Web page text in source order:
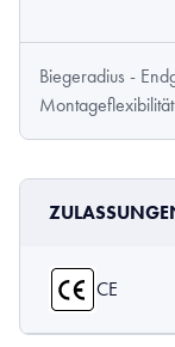
Biegeradius -
Montageflexibilität
CE